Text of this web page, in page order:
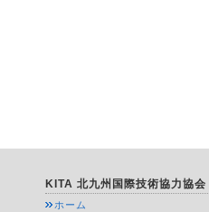
KITA 北九州国際技術協力協会
ホーム